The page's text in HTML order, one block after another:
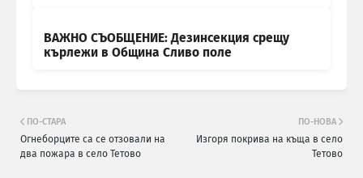
ВАЖНО СЪОБЩЕНИЕ: Дезинсекция срещу
кърлежи в Община Сливо поле
ПО-НОВА
Изгоря покрива на къща в село
Тетово
ПО-СТАРА
Огнеборците са се отзовали на
два пожара в село Тетово